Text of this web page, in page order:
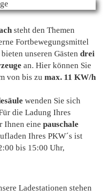
steht den Themen
Fortbewegungsmittel
unseren Gästen drei
an. Hier können Sie
von bis zu max. 11 KW/h
wenden Sie sich
die Ladung Ihres
Ihnen eine pauschale
Ihres PKW´s ist
bis 15:00 Uhr,
Ladestationen stehen